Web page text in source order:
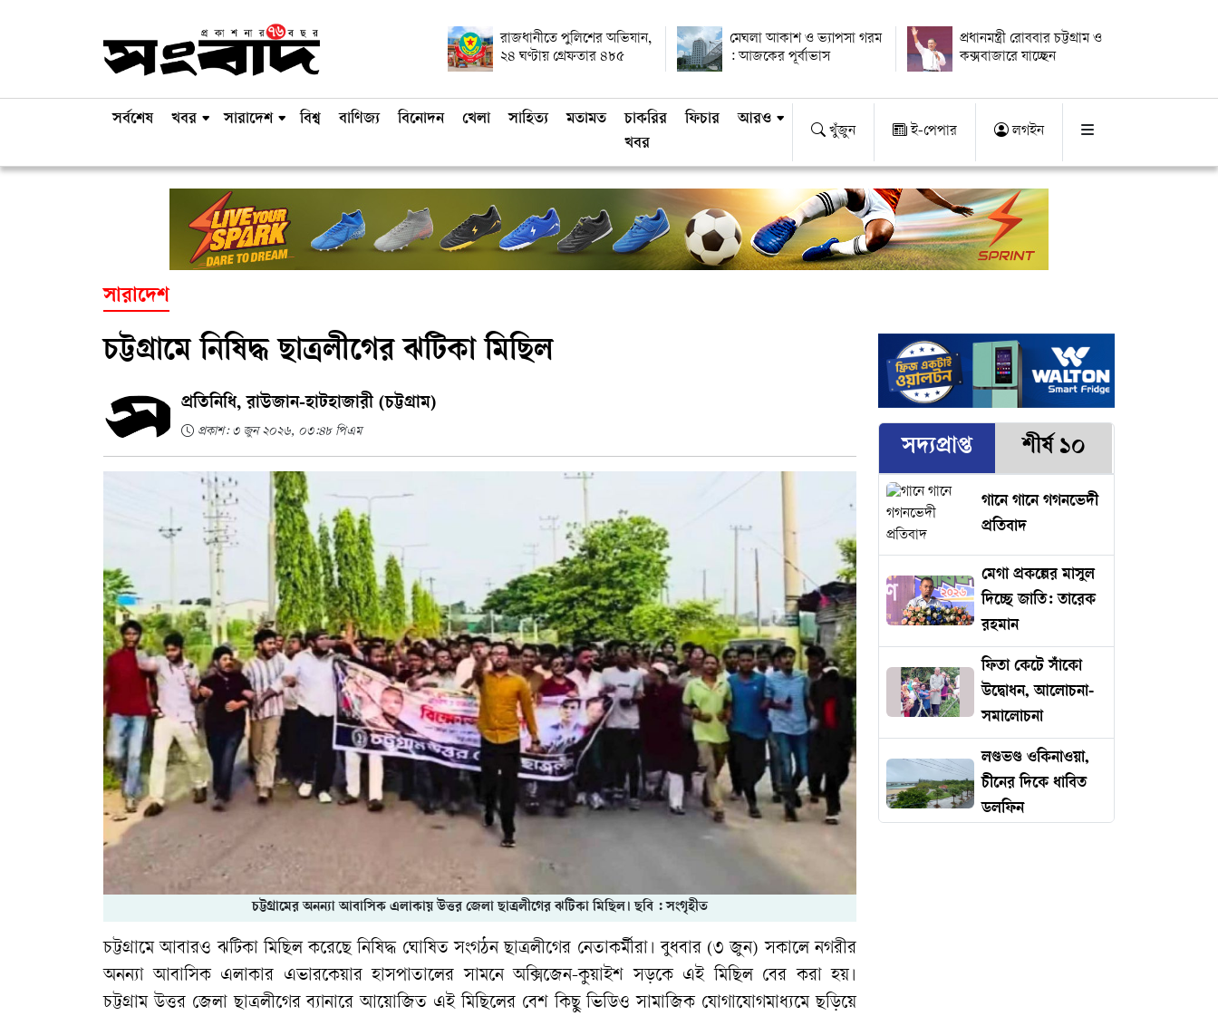
রাজধানীতে পুলিশের অভিযান,
২৪ ঘণ্টায় গ্রেফতার ৪৮৫
মেঘলা আকাশ ও ভ্যাপসা গরম
: আজকের পূর্বাভাস
প্রধানমন্ত্রী রোববার চট্টগ্রাম ও
কক্সবাজারে যাচ্ছেন
সর্বশেষ খবর সারাদেশ বিশ্ব বাণিজ্য বিনোদন খেলা সাহিত্য মতামত
চাকরির
খবর
ফিচার আরও
খুঁজুন ই-পেপার লগইন
সারাদেশ
চট্টগ্রামে নিষিদ্ধ ছাত্রলীগের ঝটিকা মিছিল
প্রতিনিধি, রাউজান-হাটহাজারী (চট্টগ্রাম)
প্রকাশ: ৩ জুন ২০২৬, ০৩:৪৮ পিএম
চট্টগ্রামের অনন্যা আবাসিক এলাকায় উত্তর জেলা ছাত্রলীগের ঝটিকা মিছিল। ছবি : সংগৃহীত
চট্টগ্রামে আবারও ঝটিকা মিছিল করেছে নিষিদ্ধ ঘোষিত সংগঠন ছাত্রলীগের নেতাকর্মীরা। বুধবার (৩ জুন) সকালে নগরীর
অনন্যা আবাসিক এলাকার এভারকেয়ার হাসপাতালের সামনে অক্সিজেন-কুয়াইশ সড়কে এই মিছিল বের করা হয়।
চট্টগ্রাম উত্তর জেলা ছাত্রলীগের ব্যানারে আয়োজিত এই মিছিলের বেশ কিছু ভিডিও সামাজিক যোগাযোগমাধ্যমে ছড়িয়ে
সদ্যপ্রাপ্ত শীর্ষ ১০
গানে গানে গগনভেদী
প্রতিবাদ
মেগা প্রকল্পের মাসুল
দিচ্ছে জাতি: তারেক
রহমান
ফিতা কেটে সাঁকো
উদ্বোধন, আলোচনা-
সমালোচনা
লণ্ডভণ্ড ওকিনাওয়া,
চীনের দিকে ধাবিত
ডলফিন